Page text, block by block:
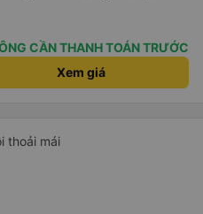
Hừm xe mới, điều hoà lạnh
lạnh nhớ lấu cái chăn dày
là êm nhưng mỗi tội khi nói
mình trong chuyến đi tỉnh
lần nhưng vẫn ngủ ngon (may
nhà xe này nên nếu đi đâu
quay lại nhà xe ni.
CẦN THANH TOÁN TRƯỚC
Xem giá
thoải mái